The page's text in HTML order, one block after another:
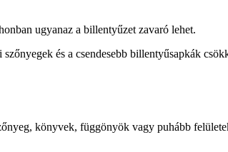
ugyanaz a billentyűzet zavaró lehet.
és a csendesebb billentyűsapkák
könyvek, függönyök vagy puhább